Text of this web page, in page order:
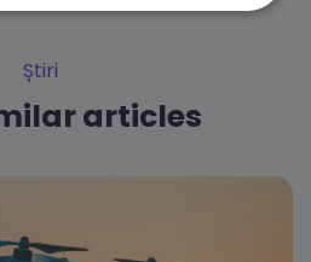
Știri
articles